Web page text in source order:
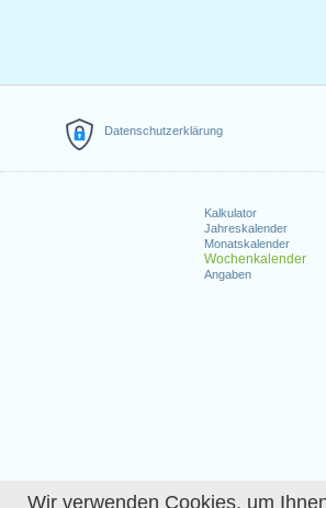
Wir verwenden Cookies, um
Datenschutzerklärung
Kalkulator
Jahreskalender
Monatskalender
Wochenkalender
Angaben